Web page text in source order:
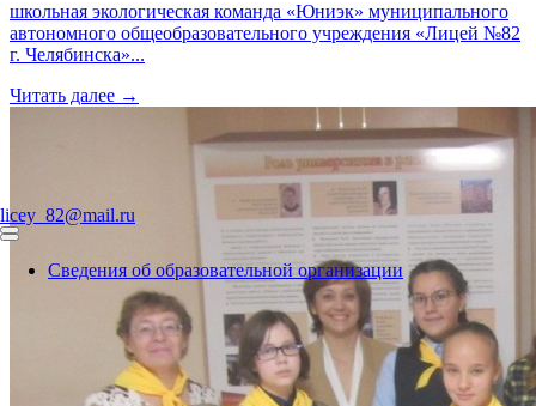
licey_82@mail.ru
Сведения об образовательной организации
школьная экологическая команда «Юниэк» муниципального
автономного общеобразовательного учреждения «Лицей №82
г. Челябинска»...
Читать далее →